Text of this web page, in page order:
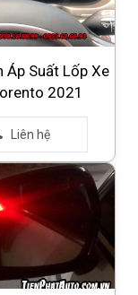
Áp Suất Lốp Xe
2021